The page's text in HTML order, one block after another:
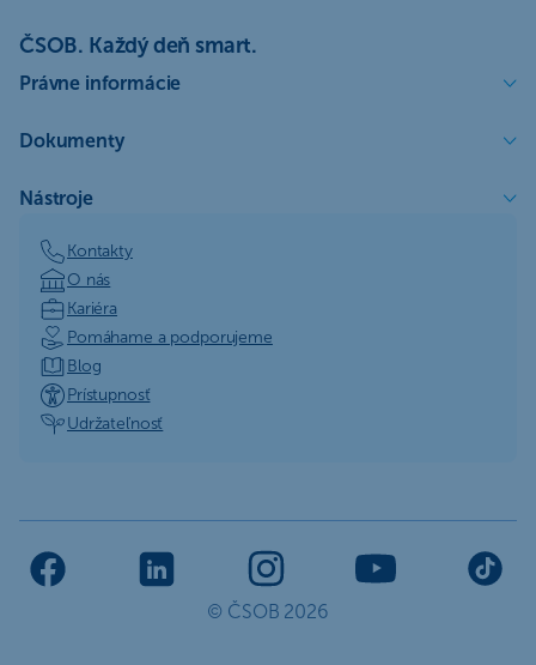
ČSOB. Každý deň smart.
Právne informácie
Dokumenty
Nástroje
Kontakty
O nás
Kariéra
Pomáhame a podporujeme
Blog
Prístupnosť
Udržateľnosť
© ČSOB 2026